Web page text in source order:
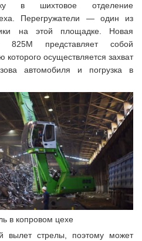
в шихтовое отделение
Перегружатели — один из
на этой площадке. Новая
представляет собой
осуществляется захват
автомобиля и погрузка в
в копровом цехе
вылет стрелы, поэтому может